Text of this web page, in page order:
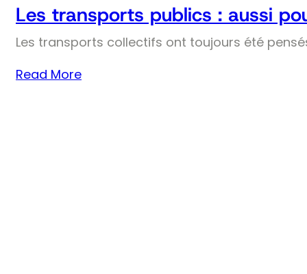
Les transports publics : aussi
Les transports collectifs ont toujours été
Read More